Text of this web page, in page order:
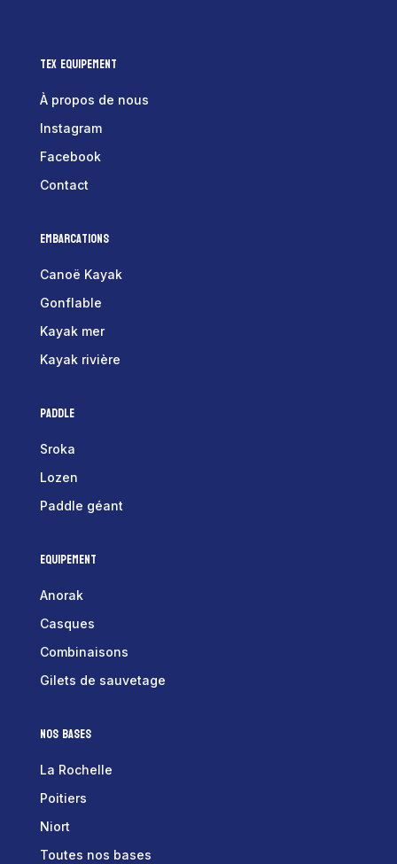
Tex Equipement
À propos de nous
Instagram
Facebook
Contact
Embarcations
Canoë Kayak
Gonflable
Kayak mer
Kayak rivière
Paddle
Sroka
Lozen
Paddle géant
Equipement
Anorak
Casques
Combinaisons
Gilets de sauvetage
Nos bases
La Rochelle
Poitiers
Niort
Toutes nos bases